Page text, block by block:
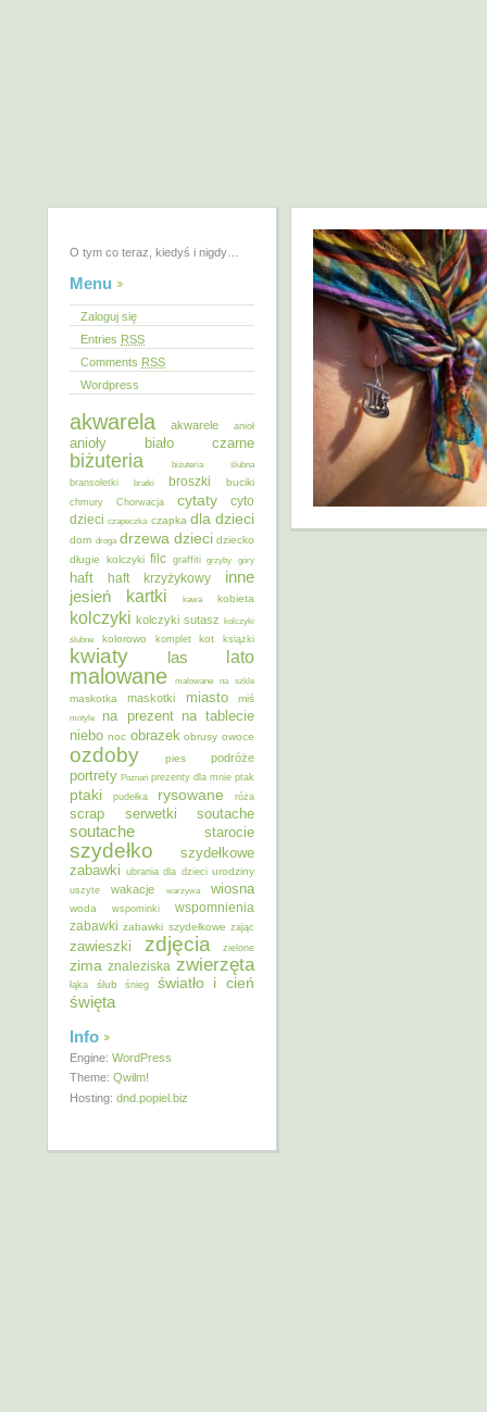
O tym co teraz, kiedyś i nigdy…
Menu
Zaloguj się
Entries RSS
Comments RSS
Wordpress
akwarela akwarele anioł
anioły biało czarne
biżuteria
biżuteria ślubna
bransoletki
bratki broszki buciki
chmury Chorwacja cytaty
cyto
dzieci czapeczka czapka dla dzieci
dom droga drzewa dzieci dziecko
długie kolczyki filc graffiti grzyby góry
haft haft krzyżykowy inne
jesień kartki kawa kobieta
kolczyki kolczyki sutasz kolczyki
ślubne
kolorowo komplet kot książki
kwiaty las lato
malowane malowane na szkle
maskotka maskotki miasto miś
motyle na prezent na tablecie
niebo noc obrazek obrusy owoce
ozdoby pies podróże
portrety Poznań prezenty dla mnie ptak
ptaki pudełka rysowane róża
scrap serwetki soutache
soutache starocie
szydełko
szydełkowe
zabawki ubrania dla dzieci urodziny
uszyte wakacje warzywa wiosna
woda wspominki
wspomnienia
zabawki zabawki szydełkowe zając
zawieszki zdjęcia zielone
zima znaleziska zwierzęta
łąka ślub śnieg światło i cień
święta
Info
Engine: WordPress
Theme: Qwilm!
Hosting: dnd.popiel.biz